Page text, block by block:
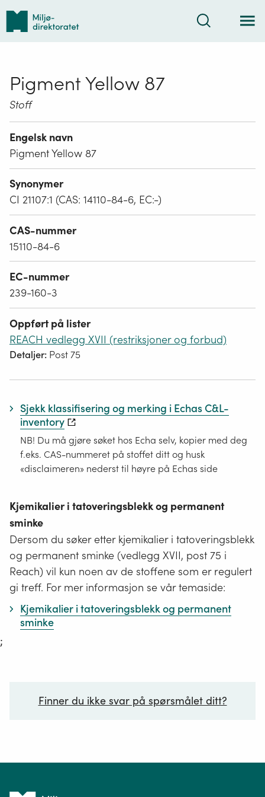
Tilbake
forsiden
Søk
Pigment Yellow 87
Stoff
Engelsk navn
Pigment Yellow 87
Synonymer
CI 21107:1 (CAS: 14110-84-6, EC:-)
CAS-nummer
15110-84-6
EC-nummer
239-160-3
Oppført på lister
REACH vedlegg XVII (restriksjoner og forbud)
Detaljer: Post 75
Sjekk klassifisering og merking i Echas C&L-
inventory
NB! Du må gjøre søket hos Echa selv, kopier med deg
f.eks. CAS-nummeret på stoffet ditt og husk
«disclaimeren» nederst til høyre på Echas side
Kjemikalier i tatoveringsblekk og permanent
sminke
Dersom du søker etter kjemikalier i tatoveringsblekk
og permanent sminke (vedlegg XVII, post 75 i
Reach) vil kun noen av de stoffene som er regulert
gi treff. For mer informasjon se vår temaside:
Kjemikalier i tatoveringsblekk og permanent
sminke
;
Finner du ikke svar på spørsmålet ditt?